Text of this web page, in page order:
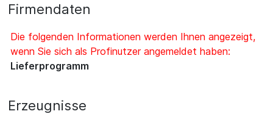
Firmendaten
Die folgenden Informationen werden Ihnen angezeigt,
wenn Sie sich als Profinutzer angemeldet haben:
Lieferprogramm
Erzeugnisse